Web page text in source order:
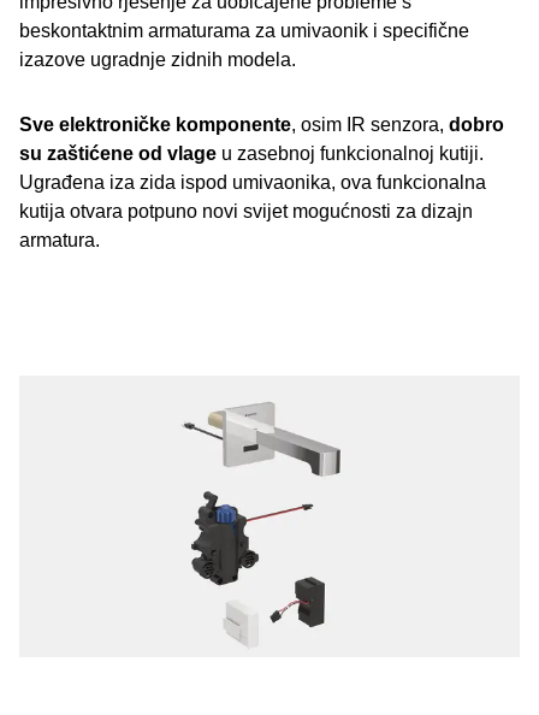
beskontaktnim armaturama za umivaonik i specifične
izazove ugradnje zidnih modela.
Sve elektroničke komponente, osim IR senzora, dobro
su zaštićene od vlage u zasebnoj funkcionalnoj kutiji.
Ugrađena iza zida ispod umivaonika, ova funkcionalna
kutija otvara potpuno novi svijet mogućnosti za dizajn
armatura.